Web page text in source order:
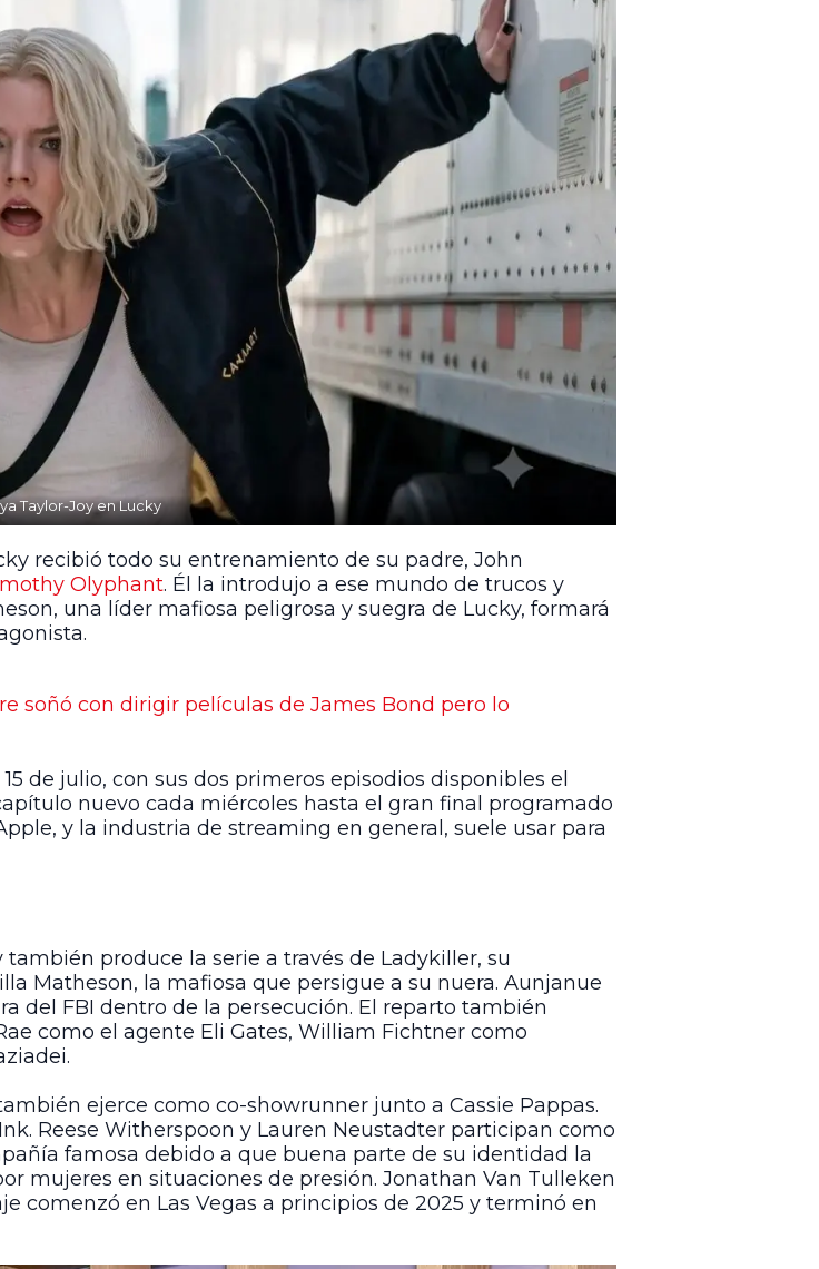
Taylor-Joy en Lucky
recibió todo su entrenamiento de su padre, John
Olyphant. Él la introdujo a ese mundo de trucos y
una líder mafiosa peligrosa y suegra de Lucky, formará
soñó con dirigir películas de James Bond pero lo
de julio, con sus dos primeros episodios disponibles el
nuevo cada miércoles hasta el gran final programado
y la industria de streaming en general, suele usar para
produce la serie a través de Ladykiller, su
Matheson, la mafiosa que persigue a su nuera. Aunjanue
del FBI dentro de la persecución. El reparto también
como el agente Eli Gates, William Fichtner como
ejerce como co-showrunner junto a Cassie Pappas.
Reese Witherspoon y Lauren Neustadter participan como
famosa debido a que buena parte de su identidad la
mujeres en situaciones de presión. Jonathan Van Tulleken
comenzó en Las Vegas a principios de 2025 y terminó en